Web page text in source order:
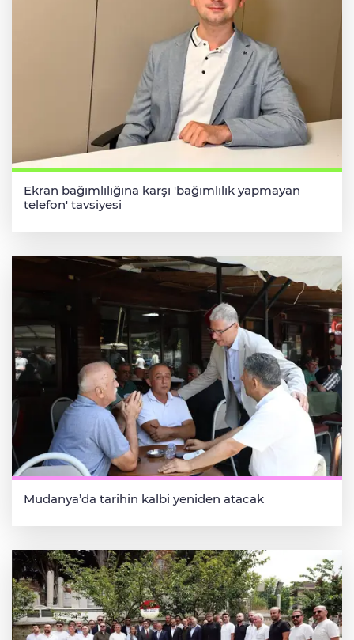
Ekran bağımlılığına karşı 'bağımlılık yapmayan
telefon' tavsiyesi
Mudanya’da tarihin kalbi yeniden atacak